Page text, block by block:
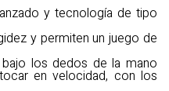
y tecnología de tipo
y permiten un juego de
los dedos de la mano
en velocidad, con los